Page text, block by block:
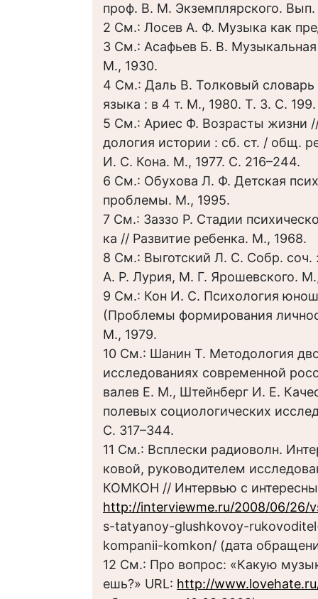
проф. В. М. Экземплярского. Вып.
2 См.: Лосев А. Ф. Музыка как
3 См.: Асафьев Б. В.
М., 1930.
4 См.: Даль В. Толковый словарь
языка : в 4 т. М., 1980. Т. 3. С. 199.
5 См.: Ариес Ф. Возрасты жизни
дология истории : сб. ст. / общ.
И. С. Кона. М., 1977. С. 216–244.
6 См.: Обухова Л. Ф. Детская
проблемы. М., 1995.
7 См.: Заззо Р. Стадии
ка // Развитие ребенка. М., 1968.
8 См.: Выготский Л. С. Собр. соч.
А. Р. Лурия, М. Г. Ярошевского.
9 См.: Кон И. С. Психология
(Проблемы формирования
М., 1979.
10 См.: Шанин Т. Методология
исследованиях современной
валев Е. М., Штейнберг И. Е.
полевых социологических
С. 317–344.
11 См.: Всплески радиоволн.
ковой, руководителем
КОМКОН // Интервью с
http://interviewme.ru/2008/06/26/
s-tatyanoy-glushkovoy-
kompanii-komkon/ (дата
12 См.: Про вопрос: «Какую
ешь?» URL: http://